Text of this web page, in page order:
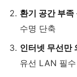
환기 공간 부족
수명 단축
인터넷 무선만
유선 LAN 필